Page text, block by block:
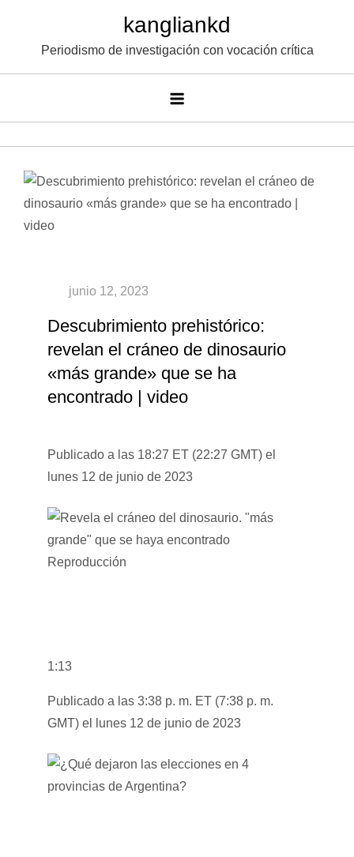
contenido
kangliankd
Periodismo de investigación con vocación crítica
Descubrimiento prehistórico:
revelan el cráneo de dinosaurio
«más grande» que se ha
encontrado | video
Publicado a las 18:27 ET (22:27 GMT) el
lunes 12 de junio de 2023
Reproducción
1:13
Publicado a las 3:38 p. m. ET (7:38 p. m.
GMT) el lunes 12 de junio de 2023